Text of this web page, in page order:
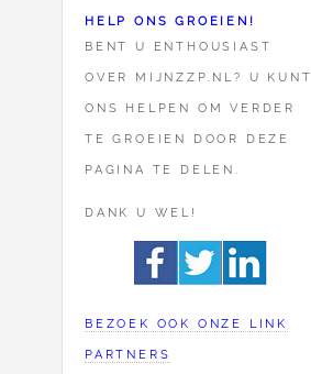
HELP ONS GROEIEN!
BENT U ENTHOUSIAST
OVER MIJNZZP.NL? U KUNT
ONS HELPEN OM VERDER
TE GROEIEN DOOR DEZE
PAGINA TE DELEN.
DANK U WEL!
BEZOEK OOK ONZE LINK
PARTNERS